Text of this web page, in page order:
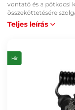
vontató és a pótkocsi
összeköttetésére
Teljes leírás
Hír